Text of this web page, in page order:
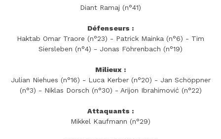
Diant Ramaj (n°41)
Défenseurs :
Haktab Omar Traore (n°23) - Patrick Mainka (n°6) - Tim
Siersleben (n°4) - Jonas Föhrenbach (n°19)
Milieux :
Julian Niehues (n°16) - Luca Kerber (n°20) - Jan Schöppner
(n°3) - Niklas Dorsch (n°30) - Arijon Ibrahimović (n°22)
Attaquants :
Mikkel Kaufmann (n°29)